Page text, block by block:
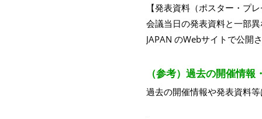
【発表資料（ポスター・プ
会議当日の発表資料と一部
JAPAN のWebサイトで公開
（参考）過去の開催情
過去の開催情報や発表資料